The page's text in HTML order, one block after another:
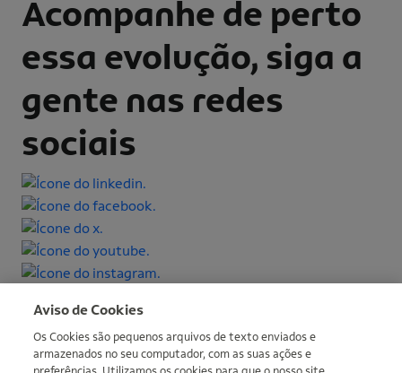
Acompanhe de perto
essa evolução, siga a
gente nas redes
sociais
Aviso de Cookies
Os Cookies são pequenos arquivos de texto enviados e
armazenados no seu computador, com as suas ações e